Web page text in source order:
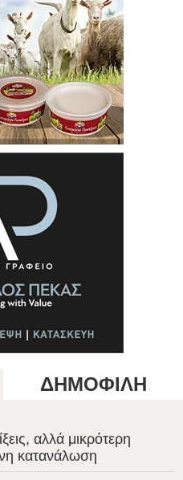
ΔΗΜΟΦΙΛΗ
αλλά μικρότερη
κατανάλωση